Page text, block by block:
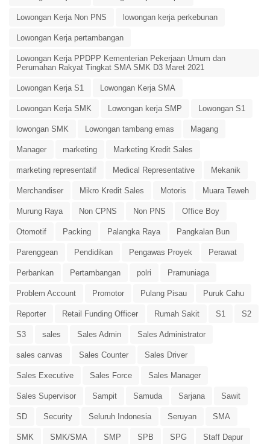
Lowongan Kerja Non PNS lowongan kerja perkebunan
Lowongan Kerja pertambangan
Lowongan Kerja PPDPP Kementerian Pekerjaan Umum dan
Perumahan Rakyat Tingkat SMA SMK D3 Maret 2021
Lowongan Kerja S1 Lowongan Kerja SMA
Lowongan Kerja SMK Lowongan kerja SMP Lowongan S1
lowongan SMK Lowongan tambang emas Magang
Manager marketing Marketing Kredit Sales
marketing representatif Medical Representative Mekanik
Merchandiser Mikro Kredit Sales Motoris Muara Teweh
Murung Raya Non CPNS Non PNS Office Boy
Otomotif Packing Palangka Raya Pangkalan Bun
Parenggean Pendidikan Pengawas Proyek Perawat
Perbankan Pertambangan polri Pramuniaga
Problem Account Promotor Pulang Pisau Puruk Cahu
Reporter Retail Funding Officer Rumah Sakit S1 S2
S3 sales Sales Admin Sales Administrator
sales canvas Sales Counter Sales Driver
Sales Executive Sales Force Sales Manager
Sales Supervisor Sampit Samuda Sarjana Sawit
SD Security Seluruh Indonesia Seruyan SMA
SMK SMK/SMA SMP SPB SPG Staff Dapur